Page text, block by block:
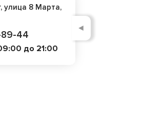
улица 8 Марта,
89-44
до 21:00
◄